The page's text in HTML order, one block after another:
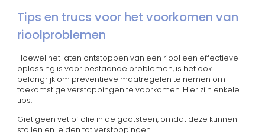
Tips en trucs voor het voorkomen van
rioolproblemen
Hoewel het laten ontstoppen van een riool een effectieve
oplossing is voor bestaande problemen, is het ook
belangrijk om preventieve maatregelen te nemen om
toekomstige verstoppingen te voorkomen. Hier zijn enkele
tips:
Giet geen vet of olie in de gootsteen, omdat deze kunnen
stollen en leiden tot verstoppingen.